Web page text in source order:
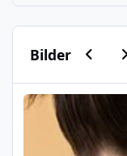
Bilder
Psoriasis am